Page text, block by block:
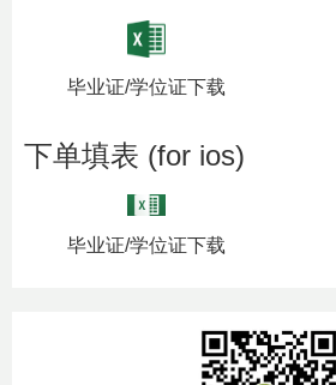
毕业证/学位证下载
下单填表 (for ios)
毕业证/学位证下载